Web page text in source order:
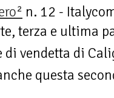
n. 12 -
terza e ultima
di vendetta di
questa